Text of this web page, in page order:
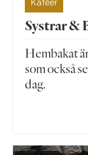
Kaféer
Systrar &
Hembakat
som också
dag.